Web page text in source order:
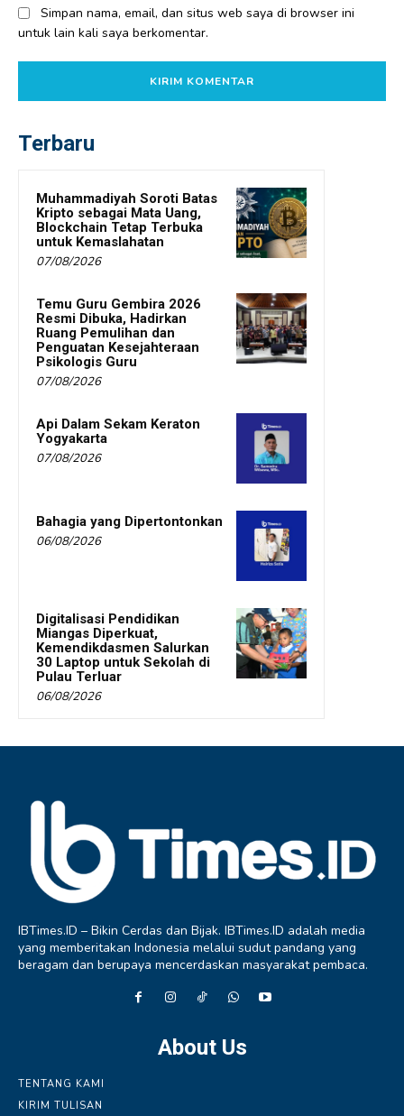
Simpan nama, email, dan situs web saya di browser ini
untuk lain kali saya berkomentar.
Terbaru
Muhammadiyah Soroti Batas
Kripto sebagai Mata Uang,
Blockchain Tetap Terbuka
untuk Kemaslahatan
07/08/2026
Temu Guru Gembira 2026
Resmi Dibuka, Hadirkan
Ruang Pemulihan dan
Penguatan Kesejahteraan
Psikologis Guru
07/08/2026
Api Dalam Sekam Keraton
Yogyakarta
07/08/2026
Bahagia yang Dipertontonkan
06/08/2026
Digitalisasi Pendidikan
Miangas Diperkuat,
Kemendikdasmen Salurkan
30 Laptop untuk Sekolah di
Pulau Terluar
06/08/2026
IBTimes.ID – Bikin Cerdas dan Bijak. IBTimes.ID adalah media
yang memberitakan Indonesia melalui sudut pandang yang
beragam dan berupaya mencerdaskan masyarakat pembaca.
About Us
TENTANG KAMI
KIRIM TULISAN